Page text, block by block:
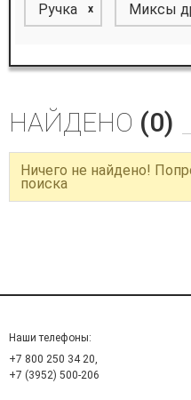
Ручка x Миксы
НАЙДЕНО (0)
Ничего не найдено!
поиска
Наши телефоны:
+7 800 250 34 20,
+7 (3952) 500-206